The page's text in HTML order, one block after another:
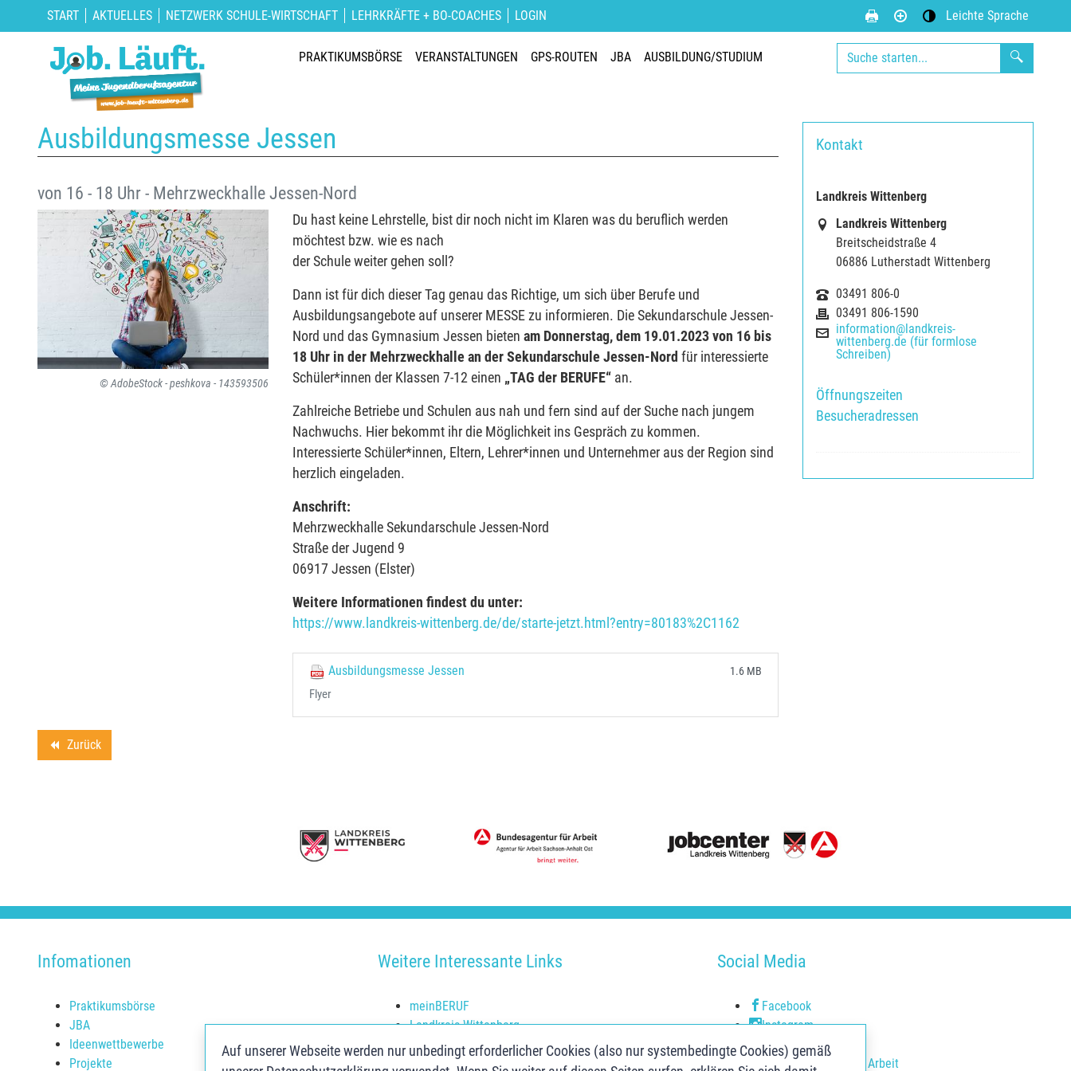
Auf unserer Webseite werden nur unbedingt erforderlicher Cookies (also nur systembedingte Cookies) gemäß
START AKTUELLES NETZWERK SCHULE-WIRTSCHAFT LEHRKRÄFTE + BO-COACHES LOGIN
Kontrastmodus aktivieren
Leichte Sprache
PRAKTIKUMSBÖRSE VERANSTALTUNGEN GPS-ROUTEN JBA AUSBILDUNG/STUDIUM
Ausbildungsmesse Jessen
von 16 - 18 Uhr - Mehrzweckhalle Jessen-Nord
Du hast keine Lehrstelle, bist dir noch nicht im Klaren was du beruflich werden
möchtest bzw. wie es nach
der Schule weiter gehen soll?
Dann ist für dich dieser Tag genau das Richtige, um sich über Berufe und
Ausbildungsangebote auf unserer MESSE zu informieren. Die Sekundarschule Jessen-
Nord und das Gymnasium Jessen bieten am Donnerstag, dem 19.01.2023 von 16 bis
18 Uhr in der Mehrzweckhalle an der Sekundarschule Jessen-Nord für interessierte
Schüler*innen der Klassen 7-12 einen „TAG der BERUFE“an.
Zahlreiche Betriebe und Schulen aus nah und fern sind auf der Suche nach jungem
Nachwuchs. Hier bekommt ihr die Möglichkeit ins Gespräch zu kommen.
Interessierte Schüler*innen, Eltern, Lehrer*innen und Unternehmer aus der Region sind
herzlich eingeladen.
Anschrift:
Mehrzweckhalle Sekundarschule Jessen-Nord
Straße der Jugend 9
06917 Jessen (Elster)
Weitere Informationen findest du unter:
https://www.landkreis-wittenberg.de/de/starte-jetzt.html?entry=80183%2C1162
Ausbildungsmesse Jessen 1.6 MB
Flyer
© AdobeStock - peshkova - 143593506
backward Zurück
Kontakt
Landkreis Wittenberg
Landkreis Wittenberg
Breitscheidstraße 4
06886 Lutherstadt Wittenberg
03491 806-0
03491 806-1590
information@landkreis-
wittenberg.de (für formlose
Schreiben)
Öffnungszeiten
Besucheradressen
Infomationen
Praktikumsbörse
JBA
Ideenwettbewerbe
Projekte
Weitere Interessante Links
meinBERUF
Landkreis Wittenberg
Schulerfolg sichern
Jugendberufsagentur Anhalt-Bitterfeld
Social Media
Facebook
Instagram
Youtube
Youtube Agentur für Arbeit